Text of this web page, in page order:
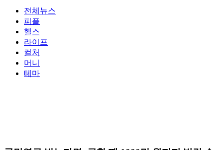
전체뉴스
피플
헬스
라이프
컬처
머니
테마